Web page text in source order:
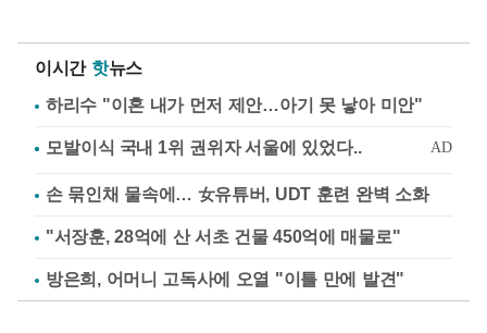
이시간 핫뉴스
하리수 "이혼 내가 먼저 제안…아기 못 낳아 미안"
손 묶인채 물속에… 女유튜버, UDT 훈련 완벽 소화
"서장훈, 28억에 산 서초 건물 450억에 매물로"
방은희, 어머니 고독사에 오열 "이틀 만에 발견"